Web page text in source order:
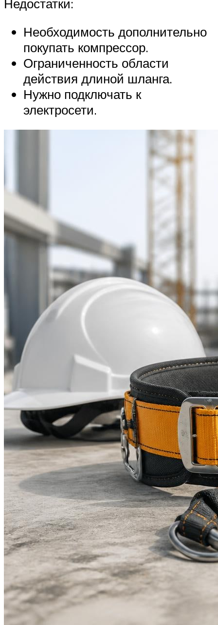
Недостатки:
Необходимость дополнительно
покупать компрессор.
Ограниченность области
действия длиной шланга.
Нужно подключать к
электросети.